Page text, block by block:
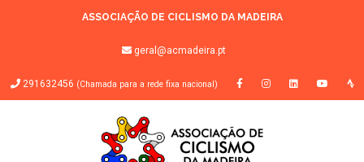
ASSOCIAÇÃO DE CICLISMO DA MADEIRA
geral@acmadeira.pt
291632456 (Chamada para a rede fixa nacional)